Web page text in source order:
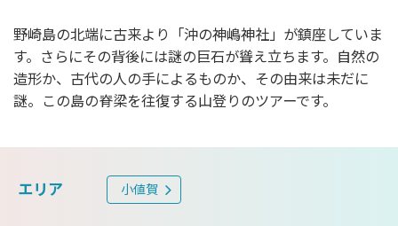
野崎島の北端に古来より「沖の神嶋神社」が鎮座していま
す。さらにその背後には謎の巨石が聳え立ちます。自然の
造形か、古代の人の手によるものか、その由来は未だに
謎。この島の脊梁を往復する山登りのツアーです。
エリア 小値賀